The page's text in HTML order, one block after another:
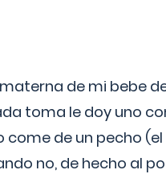
de mi bebe
toma le doy uno
de un pecho
no, de hecho al